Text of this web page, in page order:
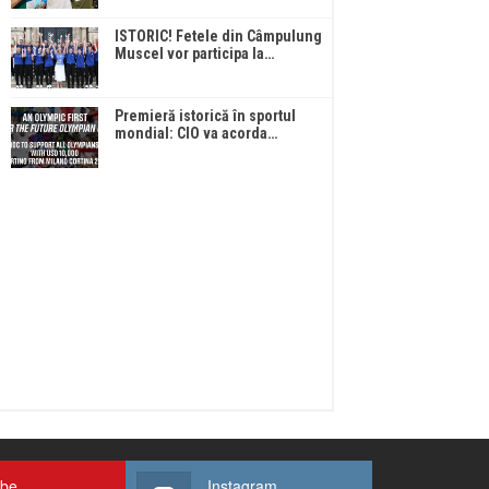
ISTORIC! Fetele din Câmpulung
Muscel vor participa la…
Premieră istorică în sportul
mondial: CIO va acorda…